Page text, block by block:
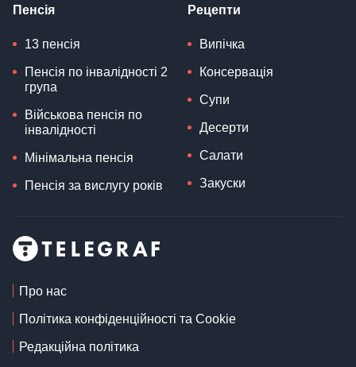
Пенсія
13 пенсія
Пенсія по інвалідності 2
група
Військова пенсія по
інвалідності
Мінімальна пенсія
Пенсія за вислугу років
Рецепти
Випічка
Консервація
Супи
Десерти
Салати
Закуски
Про нас
Політика конфіденційності та Cookie
Редакційна політика